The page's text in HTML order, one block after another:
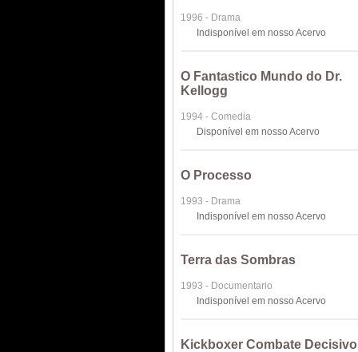
1996 - Drama
Indisponível em nosso Acervo
O Fantastico Mundo do Dr.
Kellogg
1994 - Comedia
Disponível em nosso Acervo
O Processo
1993 - Drama
Indisponível em nosso Acervo
Terra das Sombras
1993 - Documentario
Indisponível em nosso Acervo
Kickboxer Combate Decisivo